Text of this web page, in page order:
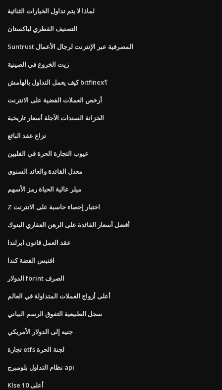
لماذا لا يتم تداول الخيارات الثنائية
التصنيف القطري لباكستان
Suntrust المصرفية عبر الإنترنت لرجال الأعمال
زيت الخروع في الصينية
كيف يعمل التداول بالهامش bitfinex؟
أرخص العملات الفضية على الانترنت
الخزانة السندات الآجلة أسعار تاريخية
نزاع عقد البائع
عيوب التجارة الحرة في الفلبين
معدل الفائدة والعائد السنوي
ميلر عالية الحياة رمز الأسهم
Z اختبار إحصاء حاسبة على الانترنت
أفضل أسعار الفائدة على الرهن العقاري البنوك
عقد العمل قانون ايرلندا
اقتبس الفضة كندا
الدولار forint الصرف
أعلى أزواج العملات المتداولة في العالم
سجل الطبيعية التفوق الرسم البياني
جنيه إلى الدولار الأمريكي
تجارة etfs لجنة الحرة
نظام التداول بلومبرج api
Klse أعلى 10